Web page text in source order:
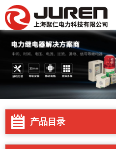
产品目录